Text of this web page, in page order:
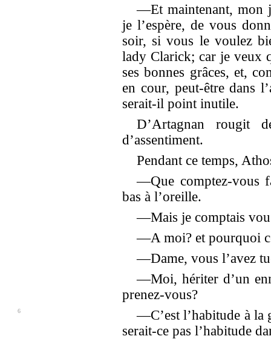
—Et maintenant, mon
je l’espère, de vous
soir, si vous le voulez
lady Clarick; car je veux
ses bonnes grâces, et,
en cour, peut-être dans
serait-il point inutile.
D’Artagnan rougit
d’assentiment.
Pendant ce temps,
—Que comptez-vous
bas à l’oreille.
—Mais je comptais
—A moi? et pourquoi
—Dame, vous l’avez
—Moi, hériter d’un
prenez-vous?
6
—C’est l’habitude à la
serait-ce pas l’habitude